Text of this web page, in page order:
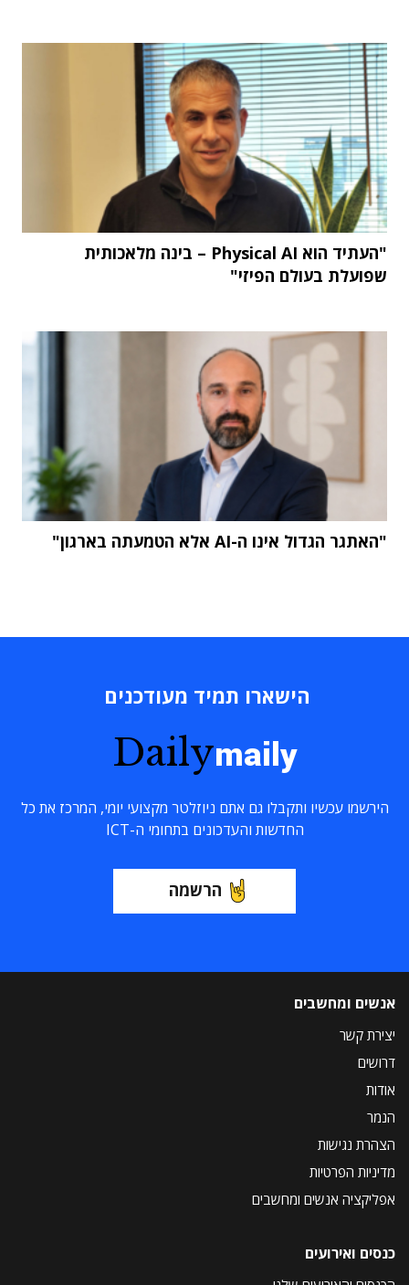
"העתיד הוא Physical AI – בינה מלאכותית
שפועלת בעולם הפיזי"
"האתגר הגדול אינו ה-AI אלא הטמעתה בארגון"
הישארו תמיד מעודכנים
Dailymaily
הירשמו עכשיו ותקבלו גם אתם ניוזלטר מקצועי יומי, המרכז את כל
החדשות והעדכונים בתחומי ה-ICT
הרשמה
אנשים ומחשבים
יצירת קשר
דרושים
אודות
הנמר
הצהרת נגישות
מדיניות הפרטיות
אפליקציה אנשים ומחשבים
כנסים ואירועים